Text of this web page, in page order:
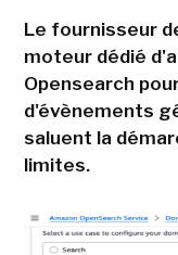
Le fournisseur
moteur dédié
Opensearch
d'évènements
saluent la
limites.